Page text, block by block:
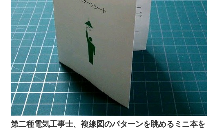
第二種電気工事士、複線図のパターンを眺めるミニ本を